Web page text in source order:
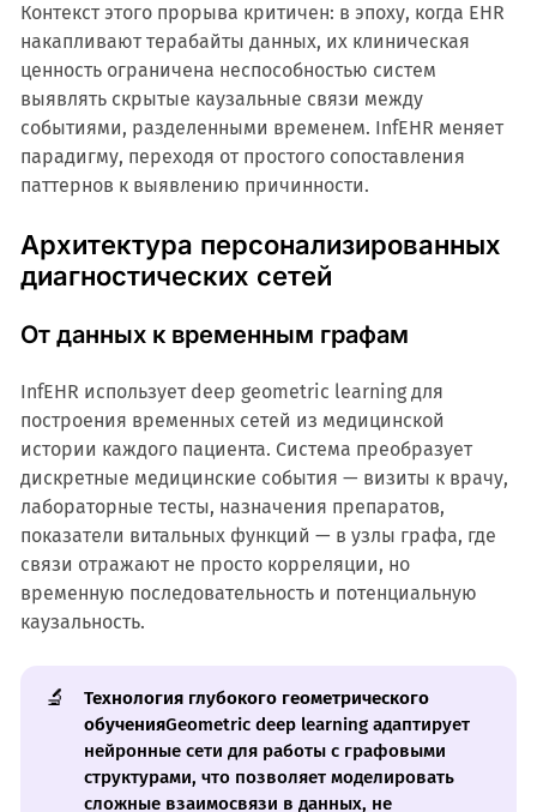
Контекст этого прорыва критичен: в эпоху, когда EHR
накапливают терабайты данных, их клиническая
ценность ограничена неспособностью систем
выявлять скрытые каузальные связи между
событиями, разделенными временем. InfEHR меняет
парадигму, переходя от простого сопоставления
паттернов к выявлению причинности.
Архитектура персонализированных
диагностических сетей
От данных к временным графам
InfEHR использует deep geometric learning для
построения временных сетей из медицинской
истории каждого пациента. Система преобразует
дискретные медицинские события — визиты к врачу,
лабораторные тесты, назначения препаратов,
показатели витальных функций — в узлы графа, где
связи отражают не просто корреляции, но
временную последовательность и потенциальную
каузальность.
🔬
Технология глубокого геометрического
обученияGeometric deep learning адаптирует
нейронные сети для работы с графовыми
структурами, что позволяет моделировать
сложные взаимосвязи в данных, не